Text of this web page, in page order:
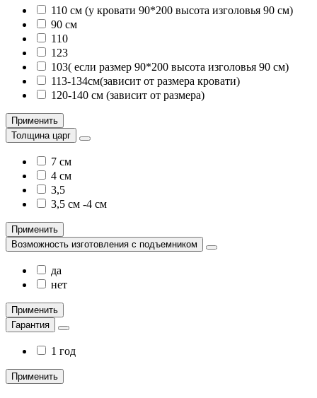
110 см (у кровати 90*200 высота изголовья 90 см)
90 см
110
123
103( если размер 90*200 высота изголовья 90 см)
113-134см(зависит от размера кровати)
120-140 см (зависит от размера)
Применить
Толщина царг
7 см
4 см
3,5
3,5 см -4 см
Применить
Возможность изготовления с подъемником
да
нет
Применить
Гарантия
1 год
Применить